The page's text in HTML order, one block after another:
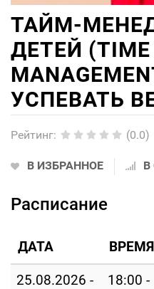
ТАЙМ-
ДЕТЕЙ (TIME
УСПЕВАТЬ
Рейтинг: (0.0)
В ИЗБРАННОЕ В
Расписание
ДАТА ВРЕМЯ
25.08.2026 -
18:00 -